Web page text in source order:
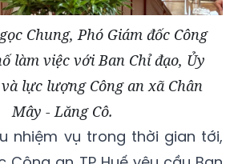
Chung, Phó Giám đốc Công
làm việc với Ban Chỉ đạo, Ủy
lực lượng Công an xã Chân
Mây - Lăng Cô.
nhiệm vụ trong thời gian tới,